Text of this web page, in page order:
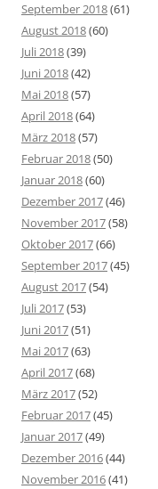
September 2018(61)
August 2018(60)
Juli 2018(39)
Juni 2018(42)
Mai 2018(57)
April 2018(64)
März 2018(57)
Februar 2018(50)
Januar 2018(60)
Dezember 2017(46)
November 2017(58)
Oktober 2017(66)
September 2017(45)
August 2017(54)
Juli 2017(53)
Juni 2017(51)
Mai 2017(63)
April 2017(68)
März 2017(52)
Februar 2017(45)
Januar 2017(49)
Dezember 2016(44)
November 2016(41)